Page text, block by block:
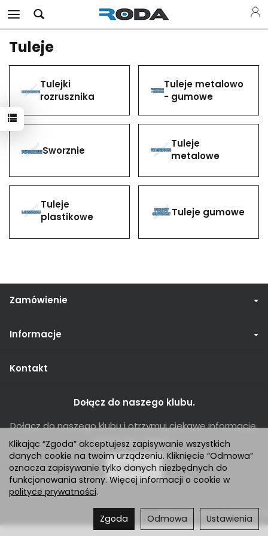
Tuleje
Tulejki
rozrusznika
Tuleje metalowo
- gumowe
Sworznie
Tuleje
metalowe
Tuleje
plastikowe
Tuleje gumowe
Zamówienie
Informacje
Kontakt
Dołącz do naszego klubu.
Dołącz do naszego klubu i otrzymuj ciekawe informacje,
promocje i rabaty.
Dołącz
Sklep internetowy SOTESHOP AI
Klikając “Zgoda” akceptujesz zapisywanie wszystkich
danych cookie na twoim urządzeniu. Kliknięcie “Odmowa”
oznacza zapisywanie tylko danych niezbędnych do
funkcjonowania strony. Więcej informacji o cookie w
polityce prywatności.
Ustawienia
Odmowa
Zgoda